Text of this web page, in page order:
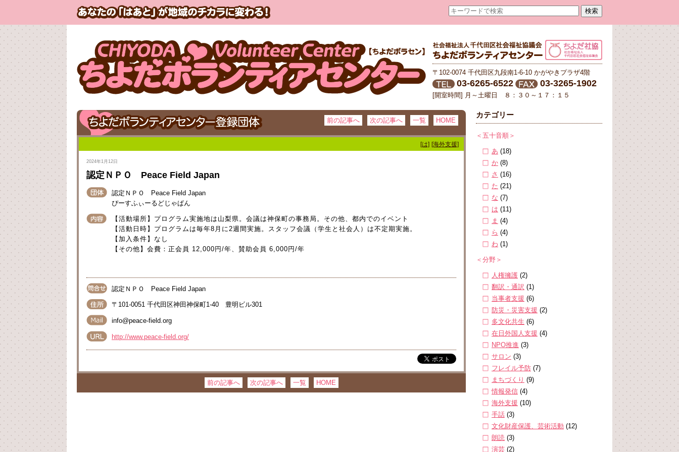
〒102-0074 千代田区九段南1-6-10 かがやきプラザ4階
03-6265-6522 03-3265-1902
[開室時間] 月～土曜日 ８：３０～１７：１５
前の記事へ 次の記事へ 一覧 HOME
[は] [海外支援]
2024年1月12日
認定ＮＰＯ Peace Field Japan
認定ＮＰＯ Peace Field Japan
ぴーすふぃーるどじゃぱん
【活動場所】プログラム実施地は山梨県。会議は神保町の事務局。その他、都内でのイベント
【活動日時】プログラムは毎年8月に2週間実施。スタッフ会議（学生と社会人）は不定期実施。
【加入条件】なし
【その他】会費：正会員 12,000円/年、賛助会員 6,000円/年
認定ＮＰＯ Peace Field Japan
〒101-0051 千代田区神田神保町1-40 豊明ビル301
info@peace-field.org
http://www.peace-field.org/
前の記事へ 次の記事へ 一覧 HOME
カテゴリー
＜五十音順＞
あ (18)
か (8)
さ (16)
た (21)
な (7)
は (11)
ま (4)
ら (4)
わ (1)
＜分野＞
人権擁護 (2)
翻訳・通訳 (1)
当事者支援 (6)
防災・災害支援 (2)
多文化共生 (6)
在日外国人支援 (4)
NPO推進 (3)
サロン (3)
フレイル予防 (7)
まちづくり (9)
情報発信 (4)
海外支援 (10)
手話 (3)
文化財産保護、芸術活動 (12)
朗読 (3)
演芸 (2)